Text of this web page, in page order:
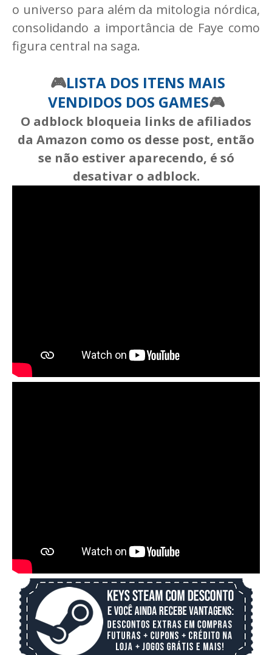
o universo para além da mitologia nórdica,
consolidando a importância de Faye como
figura central na saga.
🎮LISTA DOS ITENS MAIS
VENDIDOS DOS GAMES🎮
O adblock bloqueia links de afiliados
da Amazon como os desse post, então
se não estiver aparecendo, é só
desativar o adblock.